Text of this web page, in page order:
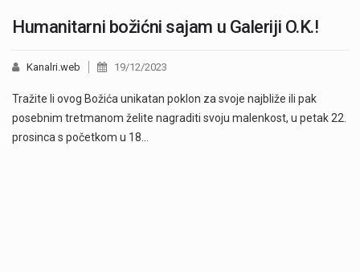
Humanitarni božićni sajam u Galeriji O.K.!
Kanalri.web 19/12/2023
Tražite li ovog Božića unikatan poklon za svoje najbliže ili pak
posebnim tretmanom želite nagraditi svoju malenkost, u petak 22.
prosinca s početkom u 18…